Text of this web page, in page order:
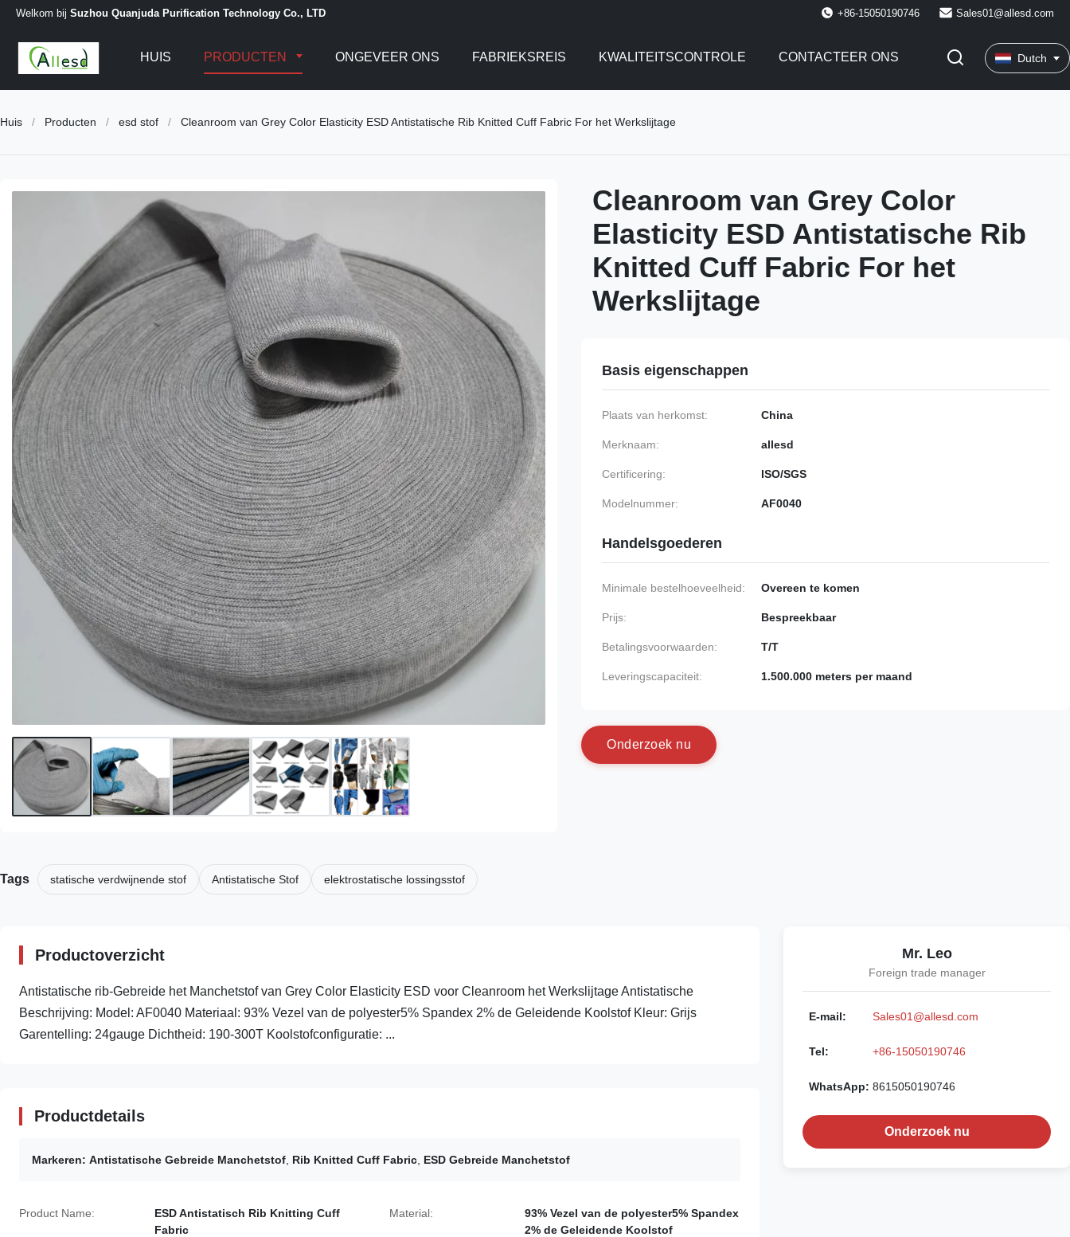
Welkom bij Suzhou Quanjuda Purification Technology Co., LTD +86-15050190746 Sales01@allesd.com
HUIS PRODUCTEN ONGEVEER ONS FABRIEKSREIS KWALITEITSCONTROLE CONTACTEER ONS Dutch
Huis / Producten / esd stof / Cleanroom van Grey Color Elasticity ESD Antistatische Rib Knitted Cuff Fabric For het Werkslijtage
Cleanroom van Grey Color
Elasticity ESD Antistatische Rib
Knitted Cuff Fabric For het
Werkslijtage
Basis eigenschappen
Plaats van herkomst: China
Merknaam: allesd
Certificering: ISO/SGS
Modelnummer: AF0040
Handelsgoederen
Minimale bestelhoeveelheid: Overeen te komen
Prijs: Bespreekbaar
Betalingsvoorwaarden: T/T
Leveringscapaciteit: 1.500.000 meters per maand
Onderzoek nu
Tags statische verdwijnende stof Antistatische Stof elektrostatische lossingsstof
Productoverzicht
Antistatische rib-Gebreide het Manchetstof van Grey Color Elasticity ESD voor Cleanroom het Werkslijtage Antistatische
Beschrijving: Model: AF0040 Materiaal: 93% Vezel van de polyester5% Spandex 2% de Geleidende Koolstof Kleur: Grijs
Garentelling: 24gauge Dichtheid: 190-300T Koolstofconfiguratie: ...
Productdetails
Markeren: Antistatische Gebreide Manchetstof Rib Knitted Cuff Fabric ESD Gebreide Manchetstof
Product Name:
ESD Antistatisch Rib Knitting Cuff
Fabric
Material:
93% Vezel van de polyester5% Spandex
2% de Geleidende Koolstof
Mr. Leo
Foreign trade manager
E-mail: Sales01@allesd.com
Tel: +86-15050190746
WhatsApp: 8615050190746
Onderzoek nu